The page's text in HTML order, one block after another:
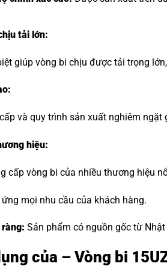
tải lớn:
giúp vòng bi chịu được tải trọng
và quy trình sản xuất nghiêm
hiệu:
cấp vòng bi của nhiều thương hiệu
mọi nhu cầu của khách hàng.
Sản phẩm có nguồn gốc từ
của – Vòng bi